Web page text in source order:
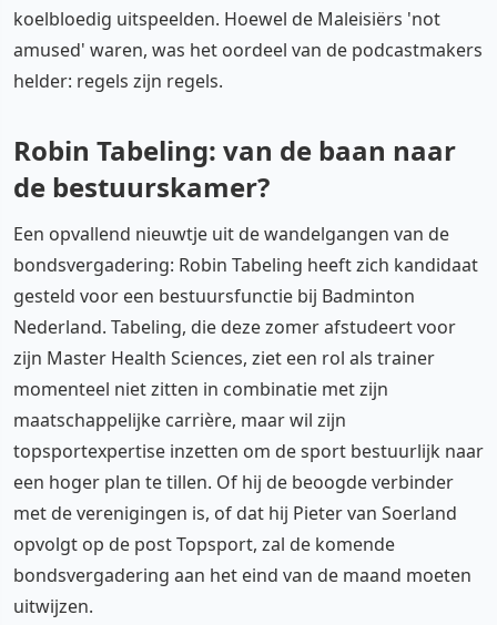
koelbloedig uitspeelden. Hoewel de Maleisiërs 'not
amused' waren, was het oordeel van de podcastmakers
helder: regels zijn regels.
Robin Tabeling: van de baan naar
de bestuurskamer?
Een opvallend nieuwtje uit de wandelgangen van de
bondsvergadering: Robin Tabeling heeft zich kandidaat
gesteld voor een bestuursfunctie bij Badminton
Nederland. Tabeling, die deze zomer afstudeert voor
zijn Master Health Sciences, ziet een rol als trainer
momenteel niet zitten in combinatie met zijn
maatschappelijke carrière, maar wil zijn
topsportexpertise inzetten om de sport bestuurlijk naar
een hoger plan te tillen. Of hij de beoogde verbinder
met de verenigingen is, of dat hij Pieter van Soerland
opvolgt op de post Topsport, zal de komende
bondsvergadering aan het eind van de maand moeten
uitwijzen.